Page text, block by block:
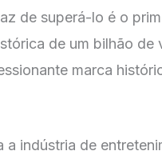
de superá-lo é o
de um bilhão
marca
a indústria de